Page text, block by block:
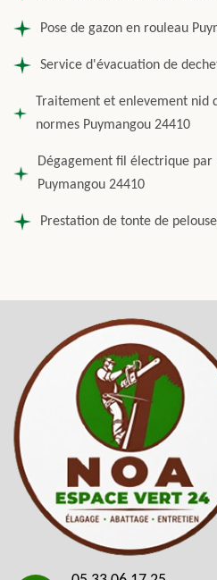
Pose de gazon en rouleau
Service d'évacuation de
Traitement et enlevement nid
normes Puymangou 24410
Dégagement fil électrique
Puymangou 24410
Prestation de tonte de